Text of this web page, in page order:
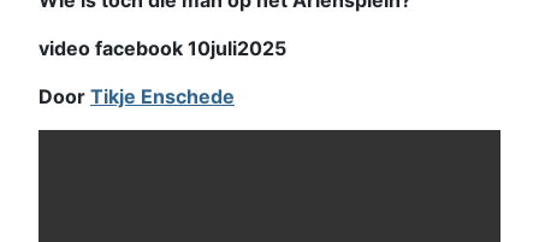
video facebook 10juli2025
Door Tikje Enschede